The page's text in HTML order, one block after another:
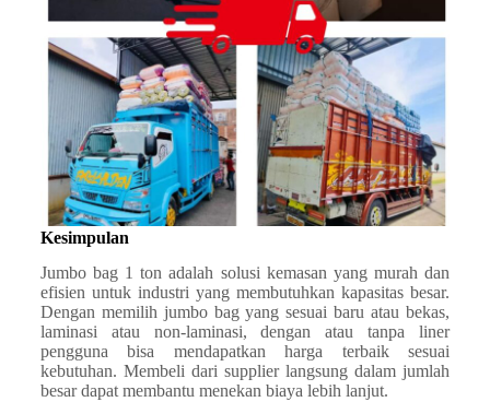
Kesimpulan
Jumbo bag 1 ton adalah solusi kemasan yang murah dan
efisien untuk industri yang membutuhkan kapasitas besar.
Dengan memilih jumbo bag yang sesuai baru atau bekas,
laminasi atau non-laminasi, dengan atau tanpa liner
pengguna bisa mendapatkan harga terbaik sesuai
kebutuhan. Membeli dari supplier langsung dalam jumlah
besar dapat membantu menekan biaya lebih lanjut.